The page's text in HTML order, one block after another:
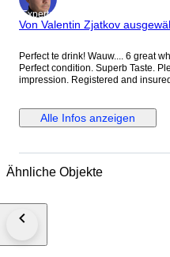
Experte
Von Valentin Zjatkov
Perfect te drink! Wauw.... 6 great white wines. 100% Chardonnay In
Perfect condition. Superb Taste. Please see the photos to form your own
impression. Registered and insured
Alle Infos anzeigen
Ähnliche Objekte